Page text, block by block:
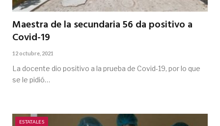
Maestra de la secundaria 56 da positivo a
Covid-19
12 octubre, 2021
La docente dio positivo a la prueba de Covid-19, por lo que
se le pidió…
ESTATALES